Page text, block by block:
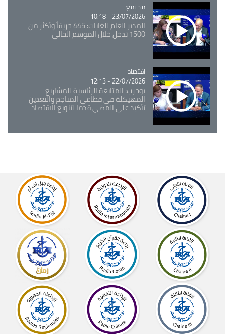
Catégorie
مجتمع
23/07/2026 - 10:18
المدير العام للغابات: 445 حريقاً وأكثر من
1500 تدخل خلال الموسم الحالي
Catégorie
اقتصاد
22/07/2026 - 12:13
بوحرب: المتابعة الرئاسية للمشاريع
المهيكلة في قطاعي المناجم والتعدين
تأكيد على المضي قدما لتنويع الاقتصاد